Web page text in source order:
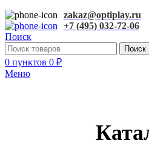
zakaz@optiplay.ru
+7 (495) 032-72-06
Поиск
Поиск
0 пунктов 0 ₽
Меню